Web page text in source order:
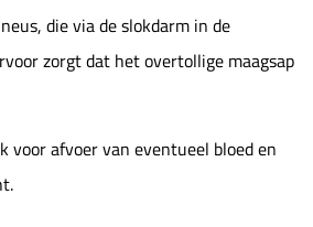
die via de slokdarm in de
zorgt dat het overtollige maagsap
voor afvoer van eventueel bloed en